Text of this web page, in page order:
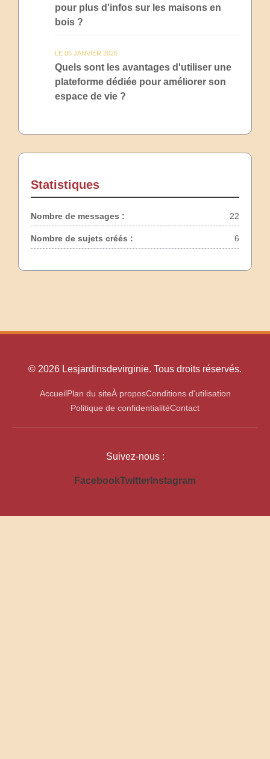
pour plus d'infos sur les maisons en
bois ?
LE 05 JANVIER 2026
Quels sont les avantages d'utiliser une
plateforme dédiée pour améliorer son
espace de vie ?
Statistiques
Nombre de messages : 22
Nombre de sujets créés : 6
© 2026 Lesjardinsdevirginie. Tous droits réservés.
AccueilPlan du siteÀ proposConditions d'utilisation
Politique de confidentialitéContact
Suivez-nous :
FacebookTwitter Instagram